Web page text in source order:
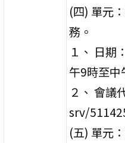
(四) 單元
務。
１、 日期
午9時至中
２、 會
srv/
(五) 單元